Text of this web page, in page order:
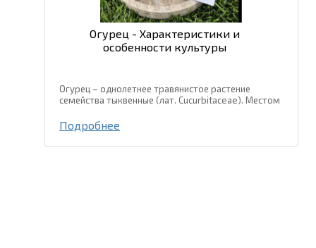
Огурец - Характеристики и
особенности культуры
Огурец – однолетнее травянистое растение
семейства тыквенные (лат. Cucurbitaceae). Местом
субтропические регионы Юго-Восточной Азии, где
и сейчас встречаются дикорастущие...
Подробнее